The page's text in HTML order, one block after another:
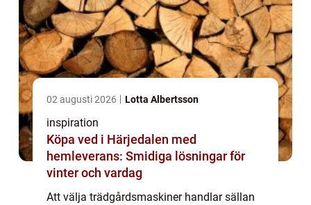
02 augusti 2026 Lotta Albertsson
inspiration
Köpa ved i Härjedalen med
hemleverans: Smidiga lösningar för
vinter och vardag
Att välja trädgårdsmaskiner handlar sällan